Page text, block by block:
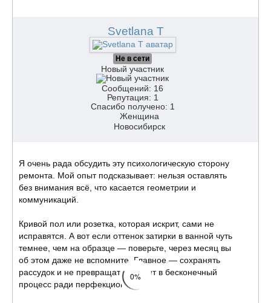
Svetlana T
Не в сети
Новый участник
Сообщений: 16
Репутация: 1
Спасибо получено: 1
Женщина
Новосибирск
Я очень рада обсудить эту психологическую сторону
ремонта. Мой опыт подсказывает: нельзя оставлять
без внимания всё, что касается геометрии и
коммуникаций.
Кривой пол или розетка, которая искрит, сами не
исправятся. А вот если оттенок затирки в ванной чуть
темнее, чем на образце — поверьте, через месяц вы
об этом даже не вспомните. Главное — сохранять
рассудок и не превращать ремонт в бесконечный
процесс ради перфекционизма.
0%